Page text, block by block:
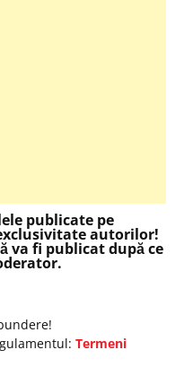
publicate pe
exclusivitate autorilor!
va fi publicat după ce
Termeni